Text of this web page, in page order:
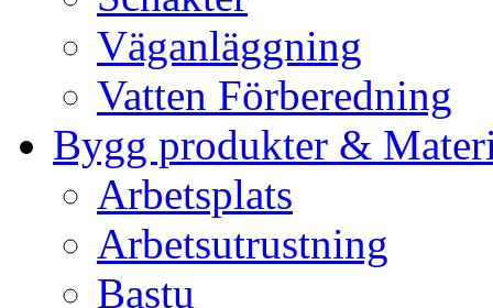
Väganläggning
Vatten Förberedning
Bygg produkter &
Arbetsplats
Arbetsutrustning
Bastu